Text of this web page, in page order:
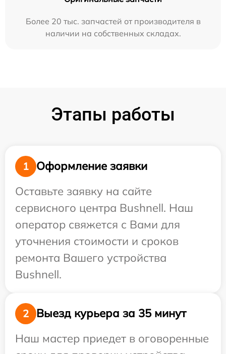
Более 20 тыс. запчастей от производителя в
наличии на собственных складах.
Этапы работы
1
Оформление заявки
Оставьте заявку на сайте
сервисного центра Bushnell. Наш
оператор свяжется с Вами для
уточнения стоимости и сроков
ремонта Вашего устройства
Bushnell.
2
Выезд курьера за 35 минут
Наш мастер приедет в оговоренные